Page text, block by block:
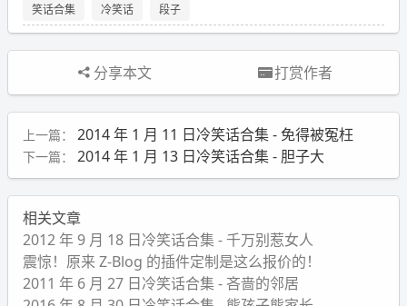
笑话合集 冷笑话 段子
分享本文 打赏作者
上一篇： 2014 年 1 月 11 日冷笑话合集 - 免得被冤枉
下一篇： 2014 年 1 月 13 日冷笑话合集 - 胆子大
相关文章
2012 年 9 月 18 日冷笑话合集 - 千万别惹女人
震惊！原来 Z-Blog 的插件定制是这么报价的！
2011 年 6 月 27 日冷笑话合集 - 吝啬的邻居